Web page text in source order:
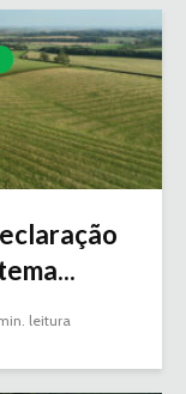
leitura